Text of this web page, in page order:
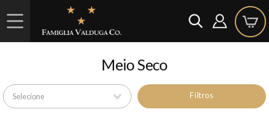
Meio Seco
Filtros